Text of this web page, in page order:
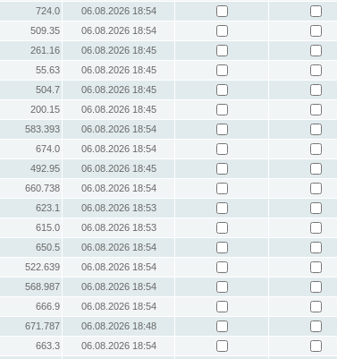
724.0
06.08.2026 18:54
509.35
06.08.2026 18:54
261.16
06.08.2026 18:45
55.63
06.08.2026 18:45
504.7
06.08.2026 18:45
200.15
06.08.2026 18:45
583.393
06.08.2026 18:54
674.0
06.08.2026 18:54
492.95
06.08.2026 18:45
660.738
06.08.2026 18:54
623.1
06.08.2026 18:53
615.0
06.08.2026 18:53
650.5
06.08.2026 18:54
522.639
06.08.2026 18:54
568.987
06.08.2026 18:54
666.9
06.08.2026 18:54
671.787
06.08.2026 18:48
663.3
06.08.2026 18:54